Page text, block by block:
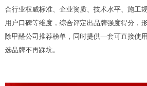
合行业权威标准、企业资质、技术水平、施工
用户口碑等维度，综合评定出品牌强度得分，
除甲醛公司推荐榜单，同时提供一套可直接使
选品牌不再踩坑。